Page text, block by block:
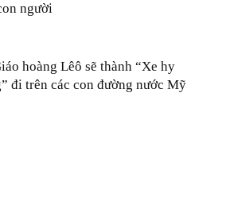
người
hoàng Lêô sẽ thành “Xe hy
đi trên các con đường nước Mỹ